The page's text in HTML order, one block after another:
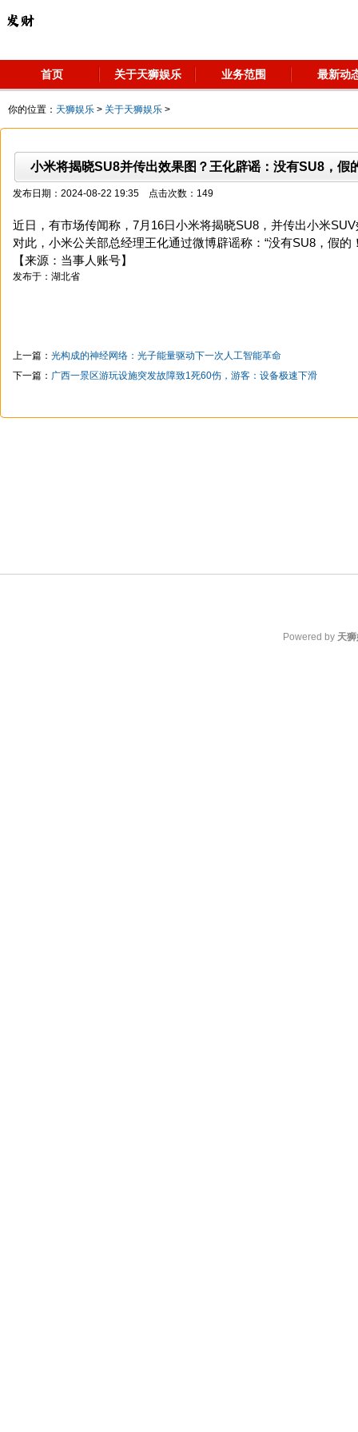
首页 关于天狮娱乐 业务范围 最新动
你的位置： 天狮娱乐 > 关于天狮娱乐 >
小米将揭晓SU8并传出效果图？王化辟谣：没有SU8，假
发布日期：2024-08-22 19:35 点击次数：149
近日，有市场传闻称，7月16日小米将揭晓SU8，并传出小米
对此，小米公关部总经理王化通过微博辟谣称：“没有SU8，假的
【来源：当事人账号】
发布于：湖北省
上一篇： 光构成的神经网络：光子能量驱动下一次人工智能革命
下一篇： 广西一景区游玩设施突发故障致1死60伤，游客：设备极速下滑
Powered by 天